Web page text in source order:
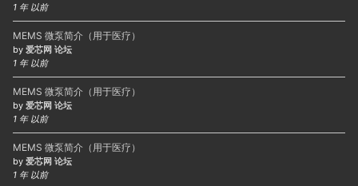
1 年 以前
MEMS 微泵简介（用于医疗）
by 爱芯网 论坛
1 年 以前
MEMS 微泵简介（用于医疗）
by 爱芯网 论坛
1 年 以前
MEMS 微泵简介（用于医疗）
by 爱芯网 论坛
1 年 以前